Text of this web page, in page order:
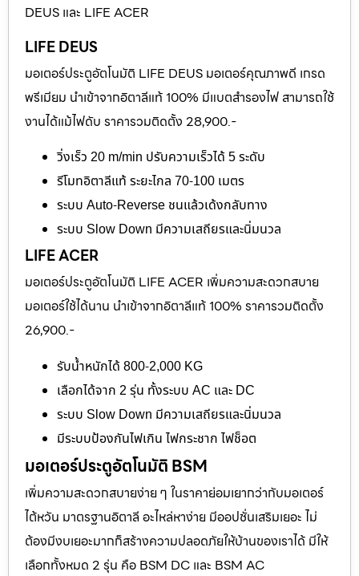
DEUS และ LIFE ACER
LIFE DEUS
มอเตอร์ประตูอัตโนมัติ LIFE DEUS มอเตอร์คุณภาพดี เกรด
พรีเมียม นำเข้าจากอิตาลีแท้ 100% มีแบตสำรองไฟ สามารถใช้
งานได้แม้ไฟดับ ราคารวมติดตั้ง 28,900.-
วิ่งเร็ว 20 m/min ปรับความเร็วได้ 5 ระดับ
รีโมทอิตาลีแท้ ระยะไกล 70-100 เมตร
ระบบ Auto-Reverse ชนแล้วเด้งกลับทาง
ระบบ Slow Down มีความเสถียรและนิ่มนวล
LIFE ACER
มอเตอร์ประตูอัตโนมัติ LIFE ACER เพิ่มความสะดวกสบาย
มอเตอร์ใช้ได้นาน นำเข้าจากอิตาลีแท้ 100% ราคารวมติดตั้ง
26,900.-
รับน้ำหนักได้ 800-2,000 KG
เลือกได้จาก 2 รุ่น ทั้งระบบ AC และ DC
ระบบ Slow Down มีความเสถียรและนิ่มนวล
มีระบบป้องกันไฟเกิน ไฟกระชาก ไฟช็อต
มอเตอร์ประตูอัตโนมัติ BSM
เพิ่มความสะดวกสบายง่าย ๆ ในราคาย่อมเยากว่ากับมอเตอร์
ไต้หวัน มาตรฐานอิตาลี อะไหล่หาง่าย มีออปชั่นเสริมเยอะ ไม่
ต้องมีงบเยอะมากก็สร้างความปลอดภัยให้บ้านของเราได้ มีให้
เลือกทั้งหมด 2 รุ่น คือ BSM DC และ BSM AC